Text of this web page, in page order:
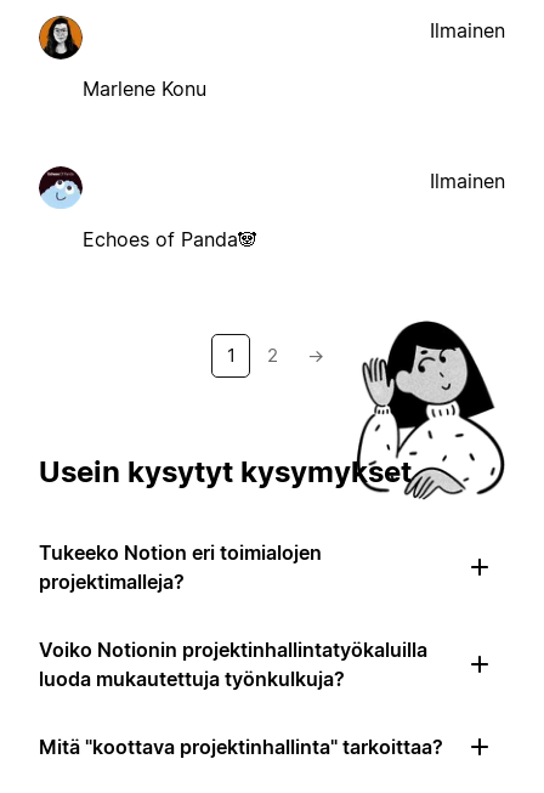
Marlene Konu
Ilmainen
Echoes of Panda🐼
Ilmainen
1 2 →
Usein kysytyt kysymykset
Tukeeko Notion eri toimialojen
projektimalleja?
Voiko Notionin projektinhallintatyökaluilla
luoda mukautettuja työnkulkuja?
Mitä "koottava projektinhallinta" tarkoittaa?